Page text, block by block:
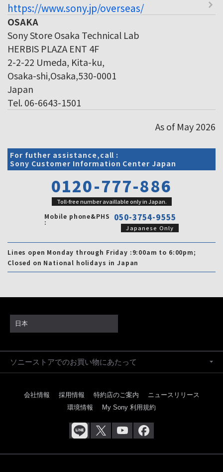
https://www.sony.jp/overseas/
OSAKA
Sony Store Osaka Technical Lab
HERBIS PLAZA ENT 4F
2-2-22 Umeda, Kita-ku,
Osaka-shi,Osaka,530-0001
Japan
Tel. 06-6643-1501
As of May 2026
For futher assistance,call :
Sony Customer Information Center Japan
0120-777-886
Toll-free number availlable only in Japan.
Mobile phone&PHS
: 050-3754-9555
Japanese Only
Lines open Monday through Friday :9:00am to 6:00pm;
Closed on National holidays in Japan
日本
ソニーストアでのお買い物にあたって
会社情報 採用情報 特約店のご案内
ニュースリリース
環境情報
My Sony 利用規約